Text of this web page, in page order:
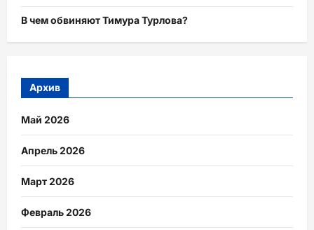
В чем обвиняют Тимура Турлова?
Архив
Май 2026
Апрель 2026
Март 2026
Февраль 2026